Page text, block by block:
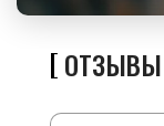
ОТЗЫВЫ